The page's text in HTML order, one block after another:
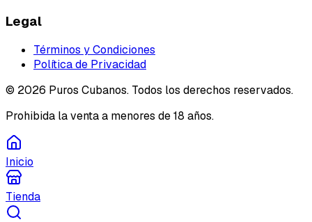
Legal
Términos y Condiciones
Política de Privacidad
© 2026 Puros Cubanos. Todos los derechos reservados.
Prohibida la venta a menores de 18 años.
Inicio
Tienda